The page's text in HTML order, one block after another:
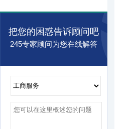
把您的困惑告诉顾问吧
245专家顾问为您在线解答